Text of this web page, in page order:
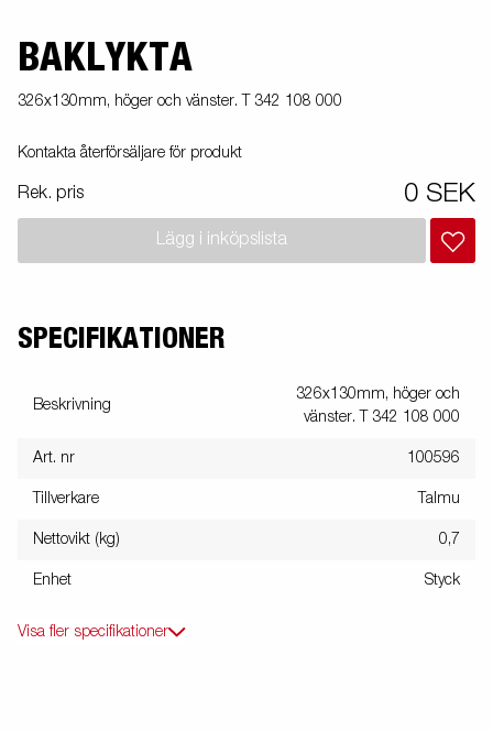
BAKLYKTA
326x130mm, höger och vänster. T 342 108 000
Kontakta återförsäljare för produkt
Rek. pris 0 SEK
Lägg i inköpslista
SPECIFIKATIONER
Beskrivning
326x130mm, höger och
vänster. T 342 108 000
Art. nr 100596
Tillverkare Talmu
Nettovikt (kg) 0,7
Enhet Styck
Visa fler specifikationer